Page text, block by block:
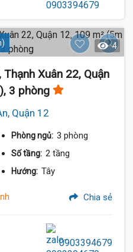
4
Thạnh Xuân 22, Quận
3 phòng
Quận 12
Phòng ngủ: 3 phòng
Số tầng: 2 tầng
Hướng: Tây
Chia sẻ
0903394679